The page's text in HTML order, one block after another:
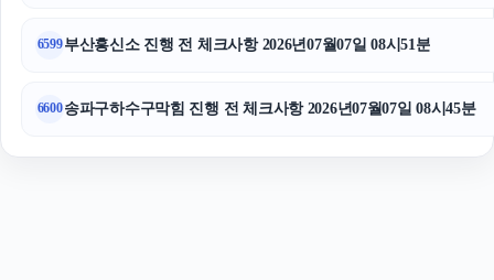
6599부산흥신소 진행 전 체크사항 2026년07월07일 08시51분
6600송파구하수구막힘 진행 전 체크사항 2026년07월07일 08시45분